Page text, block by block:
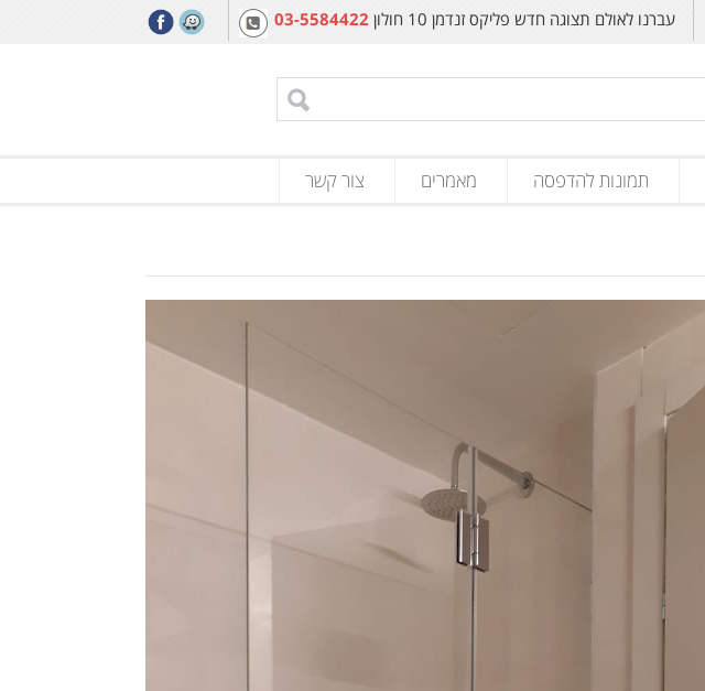
עברנו לאולם תצוגה חדש פליקס זנדמן 10 חולון 03-5584422
תמונות להדפסה מאמרים צור קשר